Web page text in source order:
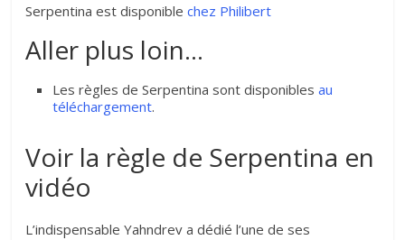
Serpentina est disponible chez Philibert
Aller plus loin…
Les règles de Serpentina sont disponiblesau
téléchargement.
Voir la règle de Serpentina en
vidéo
L’indispensable Yahndrev a dédié l’une de ses